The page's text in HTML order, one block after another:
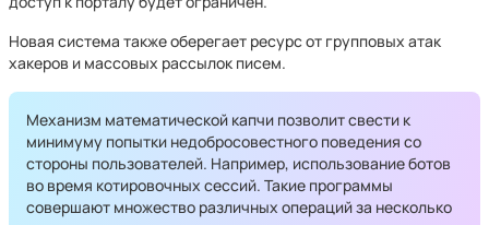
Новая система также оберегает ресурс от групповых атак
хакеров и массовых рассылок писем.
Механизм математической капчи позволит свести к
минимуму попытки недобросовестного поведения со
стороны пользователей. Например, использование ботов
во время котировочных сессий. Такие программы
совершают множество различных операций за несколько